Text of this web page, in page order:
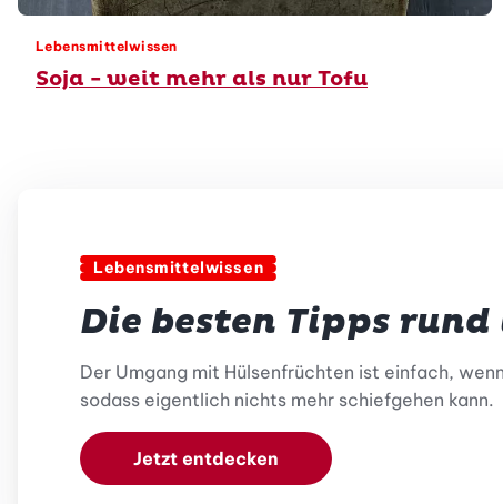
Lebensmittelwissen
Soja - weit mehr als nur Tofu
Lebensmittelwissen
Die besten Tipps
Der Umgang mit Hülsenfrüchten ist einfach,
sodass eigentlich nichts mehr schiefgehen kann.
Jetzt entdecken